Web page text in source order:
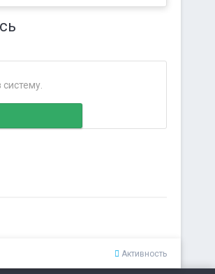
Активность